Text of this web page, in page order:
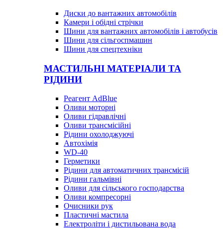
Диски до вантажних автомобілів
Камери і обідні стрічки
Шини для вантажних автомобілів і автобусів
Шини для сільгоспмашин
Шини для спецтехніки
МАСТИЛЬНІ МАТЕРІАЛИ ТА
РІДИНИ
Реагент AdBlue
Оливи моторні
Оливи гідравлічні
Оливи трансмісійні
Рідини охолоджуючі
Автохімія
WD-40
Герметики
Рідини для автоматичних трансмісій
Рідини гальмівні
Оливи для сільського господарства
Оливи компресорні
Очисники рук
Пластичні мастила
Електроліти і дистильована вода